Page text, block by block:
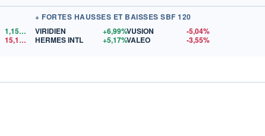
1,1524
$US
15,15$US
+ FORTES HAUSSES ET BAISSES SBF 120
VIRIDIEN
+6,99%
HERMES INTL
+5,17%
VUSION
-5,04%
VALEO
-3,55%